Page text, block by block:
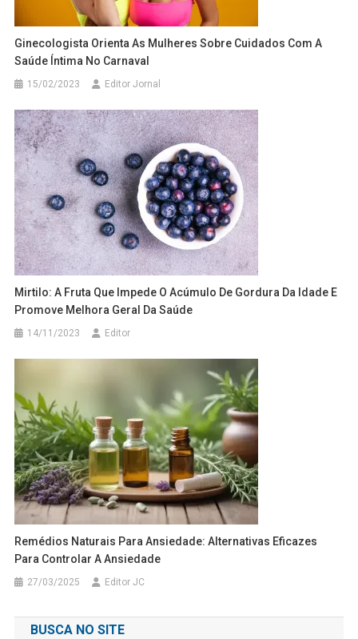
Ginecologista Orienta As Mulheres Sobre Cuidados Com A
Saúde Íntima No Carnaval
15/02/2023 Editor Jornal
Mirtilo: A Fruta Que Impede O Acúmulo De Gordura Da Idade E
Promove Melhora Geral Da Saúde
14/11/2023 Editor
Remédios Naturais Para Ansiedade: Alternativas Eficazes
Para Controlar A Ansiedade
27/03/2025 Editor JC
BUSCA NO SITE